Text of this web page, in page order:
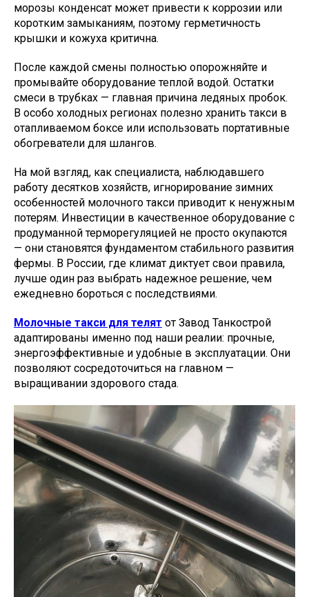
морозы конденсат может привести к коррозии или
коротким замыканиям, поэтому герметичность
крышки и кожуха критична.
После каждой смены полностью опорожняйте и
промывайте оборудование теплой водой. Остатки
смеси в трубках — главная причина ледяных пробок.
В особо холодных регионах полезно хранить такси в
отапливаемом боксе или использовать портативные
обогреватели для шлангов.
На мой взгляд, как специалиста, наблюдавшего
работу десятков хозяйств, игнорирование зимних
особенностей молочного такси приводит к ненужным
потерям. Инвестиции в качественное оборудование с
продуманной терморегуляцией не просто окупаются
— они становятся фундаментом стабильного развития
фермы. В России, где климат диктует свои правила,
лучше один раз выбрать надежное решение, чем
ежедневно бороться с последствиями.
Молочные такси для телят от Завод Танкострой
адаптированы именно под наши реалии: прочные,
энергоэффективные и удобные в эксплуатации. Они
позволяют сосредоточиться на главном —
выращивании здорового стада.